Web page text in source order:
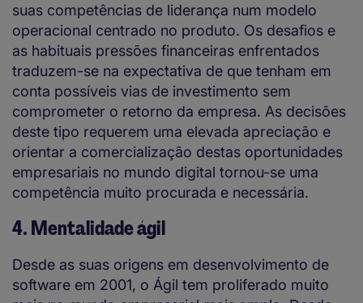
suas competências de liderança num modelo
operacional centrado no produto. Os desafios e
as habituais pressões financeiras enfrentados
traduzem-se na expectativa de que tenham em
conta possíveis vias de investimento sem
comprometer o retorno da empresa. As decisões
deste tipo requerem uma elevada apreciação e
orientar a comercialização destas oportunidades
empresariais no mundo digital tornou-se uma
competência muito procurada e necessária.
4. Mentalidade ágil
Desde as suas origens em desenvolvimento de
software em 2001, o Ágil tem proliferado muito